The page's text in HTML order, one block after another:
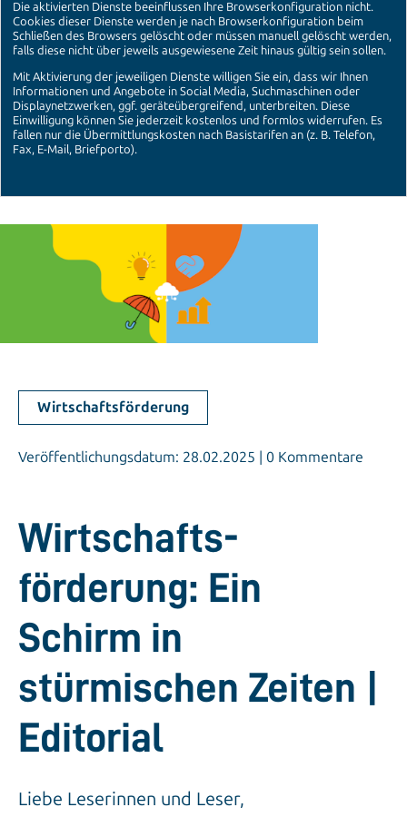
Wirtschaftsförderung
Veröffentlichungsdatum: 28.02.2025 | 0 Kommentare
Wirtschafts­
förderung: Ein
Schirm in
stürmischen Zeiten |
Editorial
Liebe Leserinnen und Leser,